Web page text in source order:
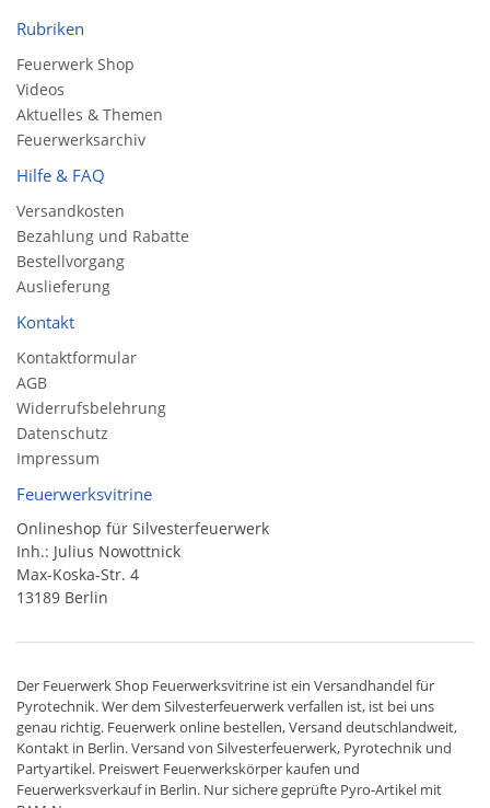
Rubriken
Feuerwerk Shop
Videos
Aktuelles & Themen
Feuerwerksarchiv
Hilfe & FAQ
Versandkosten
Bezahlung und Rabatte
Bestellvorgang
Auslieferung
Kontakt
Kontaktformular
AGB
Widerrufsbelehrung
Datenschutz
Impressum
Feuerwerksvitrine
Onlineshop für Silvesterfeuerwerk
Inh.: Julius Nowottnick
Max-Koska-Str. 4
13189 Berlin
Der Feuerwerk Shop Feuerwerksvitrine ist ein Versandhandelfür
Pyrotechnik. Wer dem Silvesterfeuerwerk verfallen ist, ist bei uns
genau richtig. Feuerwerk online bestellen,Versand deutschlandweit,
Kontakt in Berlin. Versand von Silvesterfeuerwerk, Pyrotechnik und
Partyartikel. Preiswert Feuerwerkskörper kaufen und
Feuerwerksverkauf in Berlin. Nur sichere geprüfte Pyro-Artikel mit